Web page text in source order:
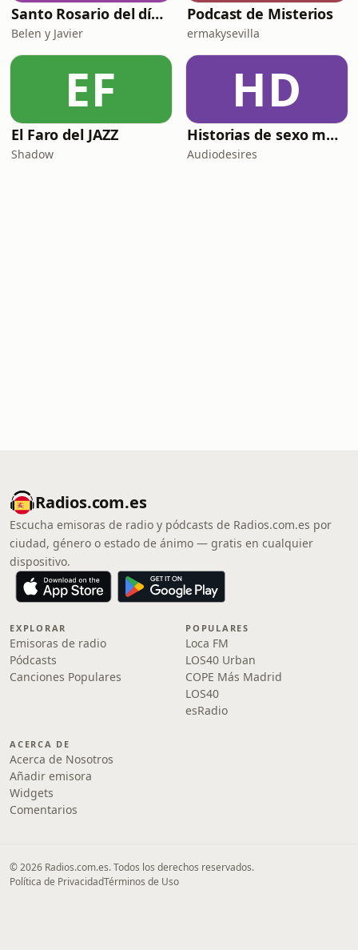
Santo Rosario del día. 🙏 Reza con nosotros en castellano 🇪🇸
Belen y Javier
Podcast de Misterios
ermakysevilla
EF
El Faro del JAZZ
Shadow
HD
Historias de sexo muy intensas y calientes
Audiodesires
Radios.com.es
Escucha emisoras de radio y pódcasts de Radios.com.es por
ciudad, género o estado de ánimo — gratis en cualquier
dispositivo.
EXPLORAR
Emisoras de radio
Pódcasts
Canciones Populares
POPULARES
Loca FM
LOS40 Urban
COPE Más Madrid
LOS40
esRadio
ACERCA DE
Acerca de Nosotros
Añadir emisora
Widgets
Comentarios
© 2026 Radios.com.es. Todos los derechos reservados.
Política de PrivacidadTérminos de Uso